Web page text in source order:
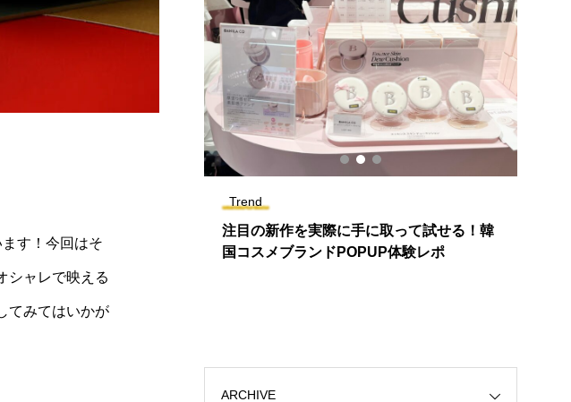
す！今回はそ
シャレで映える
てみてはいかが
Trend
注目の新作を実際に手に取って試せる！韓
国コスメブランドPOPUP体験レポ
ARCHIVE